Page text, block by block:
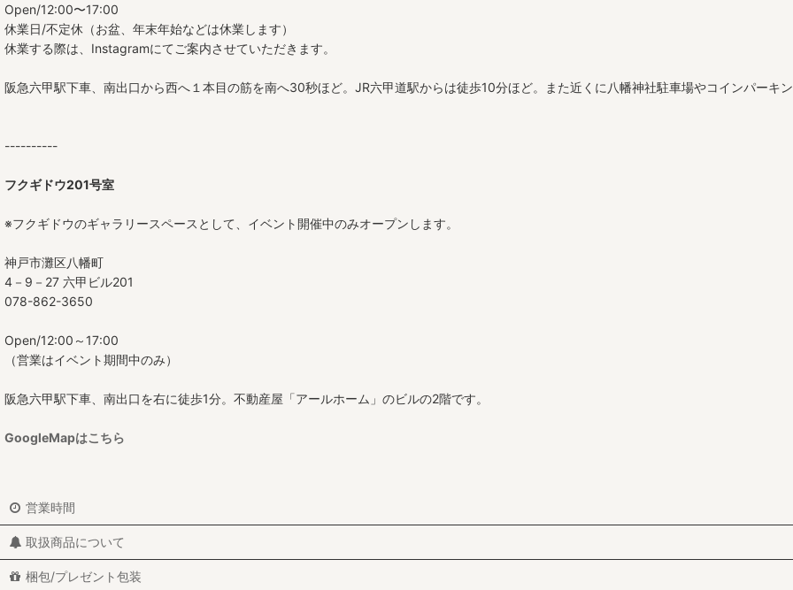
Open/12:00〜17:00
休業日/不定休（お盆、年末年始などは休業します）
休業する際は、Instagramにてご案内させていただきます。
阪急六甲駅下車、南出口から西へ１本目の筋を南へ30秒ほど。JR六甲道駅からは徒歩10分ほど。また近くに八幡神社駐車場やコインパーキン
----------
フクギドウ201号室
※フクギドウのギャラリースペースとして、イベント開催中のみオープンします。
神戸市灘区八幡町
4－9－27 六甲ビル201
078-862-3650
Open/12:00～17:00
（営業はイベント期間中のみ）
阪急六甲駅下車、南出口を右に徒歩1分。不動産屋「アールホーム」のビルの2階です。
GoogleMapはこちら
営業時間
取扱商品について
梱包/プレゼント包装